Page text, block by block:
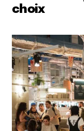
choix